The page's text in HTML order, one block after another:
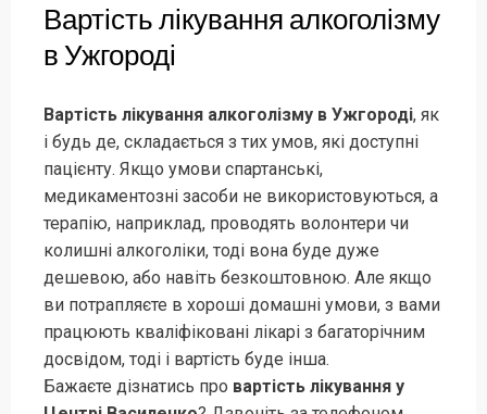
Вартість лікування алкоголізму
в Ужгороді
Вартість лікування алкоголізму в Ужгороді, як
і будь де, складається з тих умов, які доступні
пацієнту. Якщо умови спартанські,
медикаментозні засоби не використовуються, а
терапію, наприклад, проводять волонтери чи
колишні алкоголіки, тоді вона буде дуже
дешевою, або навіть безкоштовною. Але якщо
ви потрапляєте в хороші домашні умови, з вами
працюють кваліфіковані лікарі з багаторічним
досвідом, тоді і вартість буде інша.
Бажаєте дізнатись про вартість лікування у